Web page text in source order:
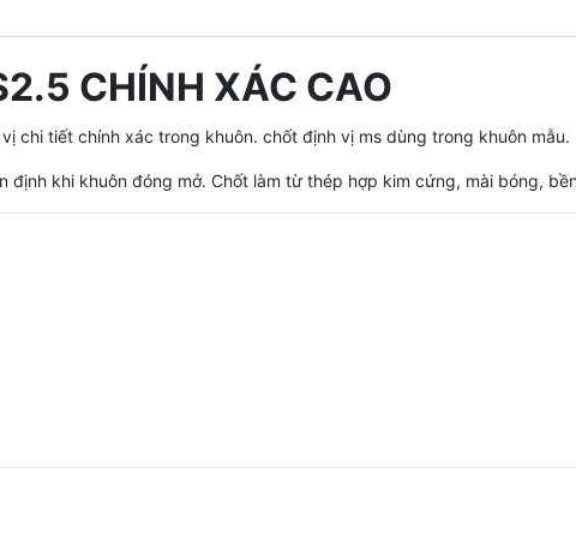
CHÍNH XÁC CAO
chi tiết chính xác trong khuôn. chốt định vị ms dùng trong khuôn mẫu.
khi khuôn đóng mở. Chốt làm từ thép hợp kim cứng, mài bóng,